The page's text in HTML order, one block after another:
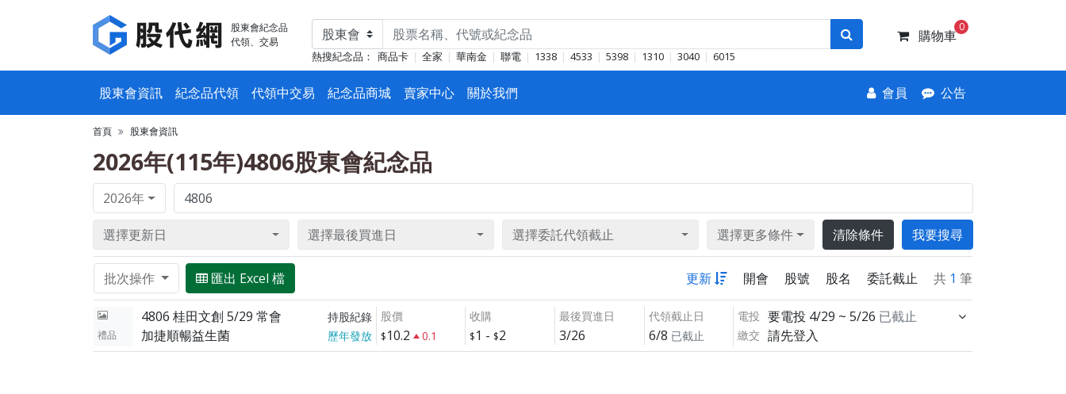
股東會紀念品
代領、交易
熱搜紀念品： 商品卡 全家 華南金 聯電 1338 4533 5398 1310 3040 6015
購物車
0
股東會資訊 紀念品代領 代領中交易 紀念品商城 賣家中心 關於我們 會員 公告
首頁 股東會資訊
2026年(115年)4806股東會紀念品
2026年
選擇更新日 選擇最後買進日 選擇委託代領截止 選擇更多條件 清除條件 我要搜尋
批次操作 匯出 Excel 檔 更新 開會 股號 股名 委託截止 共 1 筆
禮品
4806 桂田文創 5/29 常會 持股紀錄
加捷順暢益生菌 歷年發放
股價
10.2 0.1
收購
1 - 2
最後買進日
3/26
代領截止日
6/8 已截止
電投 要電投 4/29 ~ 5/26 已截止
繳交 請先登入